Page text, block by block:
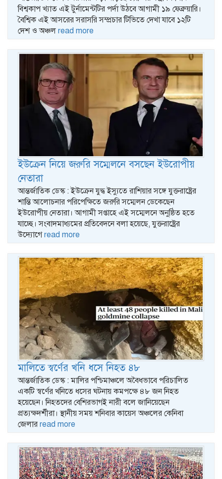
বিশ্বকাপ খ্যাত এই টুর্নামেন্টটির পর্দা উঠবে আগামী ১৯ ফেব্রুয়ারি।
বৈশ্বিক এই আসরের সরাসরি সম্প্রচার টিভিতে দেখা যাবে ১২টি
দেশ ও অঞ্চল read more
ইউক্রেন নিয়ে জরুরি সম্মেলনে বসছেন ইউরোপীয়
নেতারা
আন্তর্জাতিক ডেস্ক : ইউক্রেন যুদ্ধ ইস্যুতে রাশিয়ার সঙ্গে যুক্তরাষ্ট্রের
শান্তি আলোচনার পরিপেক্ষিতে জরুরি সম্মেলন ডেকেছেন
ইউরোপীয় নেতারা। আগামী সপ্তাহে এই সম্মেলনে অনুষ্ঠিত হতে
যাচ্ছে। সংবাদমাধ্যমের প্রতিবেদনে বলা হয়েছে, যুক্তরাষ্ট্রের
উদ্যোগেread more
মালিতে স্বর্ণের খনি ধসে নিহত ৪৮
আন্তর্জাতিক ডেস্ক : মালির পশ্চিমাঞ্চলে অবৈধভাবে পরিচালিত
একটি স্বর্ণের খনিতে ধসের ঘটনায় কমপক্ষে ৪৮ জন নিহত
হয়েছেন। নিহতদের বেশিরভাগই নারী বলে জানিয়েছেন
প্রত্যক্ষদর্শীরা। স্থানীয় সময় শনিবার কায়েস অঞ্চলের কেনিবা
জেলার read more